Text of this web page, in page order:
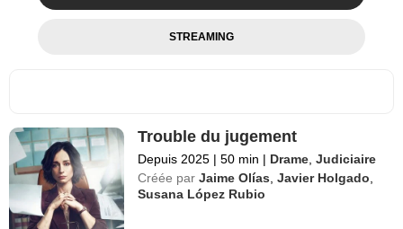
STREAMING
Trouble du jugement
Depuis 2025 | 50 min | Drame ,Judiciaire
Créée par Jaime Olías ,Javier Holgado
Susana López Rubio